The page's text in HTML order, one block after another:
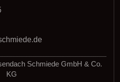
Schmiede GmbH & Co.
KG